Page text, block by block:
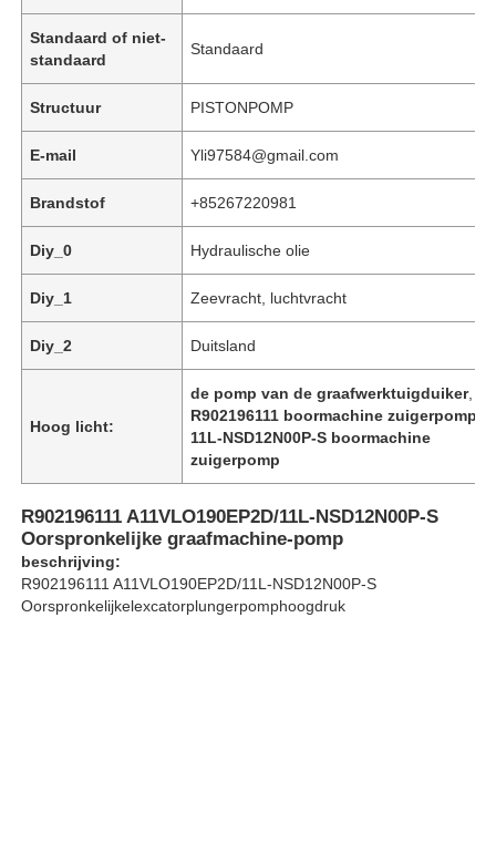
Producten
Over ons
Standaard of niet-
standaard
Standaard
Structuur PISTONPOMP
E-mail Yli97584@gmail.com
Brandstof +85267220981
Diy_0 Hydraulische olie
Diy_1 Zeevracht, luchtvracht
Diy_2 Duitsland
Hoog licht:
de pomp van de graafwerktuigduiker,
R902196111 boormachine zuigerpomp
11L-NSD12N00P-S boormachine
zuigerpomp
R902196111 A11VLO190EP2D/11L-NSD12N00P-S
Oorspronkelijke graafmachine-pomp
beschrijving:
R902196111 A11VLO190EP2D/11L-NSD12N00P-S
Oorspronkelijkelexcatorplungerpomphoogdruk